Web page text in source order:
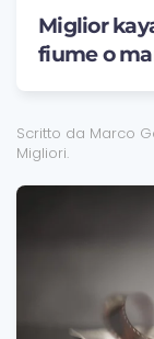
Miglior
fiume o
Scritto da Marco
Migliori.